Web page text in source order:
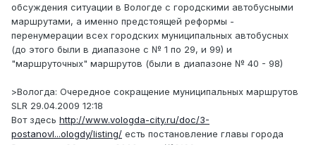
обсуждения ситуации в Вологде с городскими автобусными
маршрутами, а именно предстоящей реформы -
перенумерации всех городских муниципальных автобусных
(до этого были в диапазоне с № 1 по 29, и 99) и
"маршруточных" маршрутов (были в диапазоне № 40 - 98)
>Вологда: Очередное сокращение муниципальных маршрутов
SLR 29.04.2009 12:18
Вот здесь http://www.vologda-city.ru/doc/3-
postanovl...ologdy/listing/ есть постановление главы города